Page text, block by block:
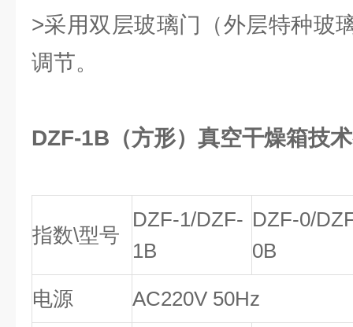
>采用双层玻璃门（外层特种玻
调节。
DZF-1B（方形）真空干燥箱技
指数\型号
DZF-1/DZF-
1B
DZF-0/
0B
电源 AC220V 50Hz